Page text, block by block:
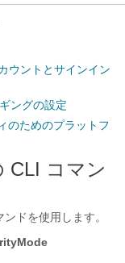
ウントとサインイン
ングの設定
のためのプラットフ
CLI コマン
ドを使用します。